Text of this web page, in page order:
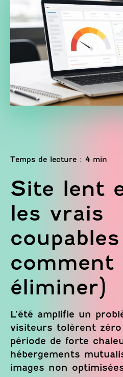
Site lent
les vrais
comment
éliminer)
L’été amplifie un
visiteurs tolèrent
période de forte
hébergements
images non